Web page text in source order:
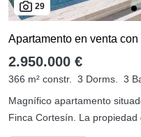
29
Apartamento en venta
2.950.000 €
366 m² constr. 3 Dorms.
3
Magnífico apartamento
Finca Cortesín. La propiedad